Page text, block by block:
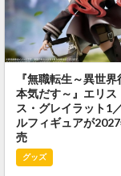
『無職転生～異世
本気だす～』エリス
ス・グレイラット1
ルフィギュアが
売
グッズ